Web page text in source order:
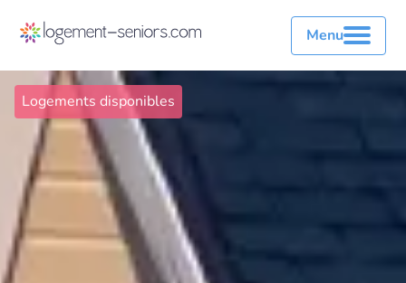
Menu
Logements disponibles